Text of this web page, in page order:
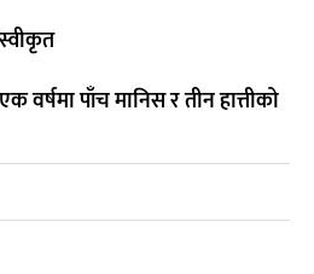
एक वर्षमा पाँच मानिस र तीन हात्तीको